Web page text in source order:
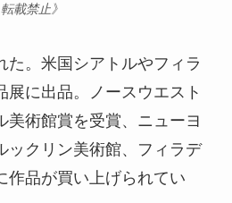
転載禁止》
。米国シアトルやフィラ
展に出品。ノースウエスト
美術館賞を受賞、ニューヨ
ックリン美術館、フィラデ
作品が買い上げられてい